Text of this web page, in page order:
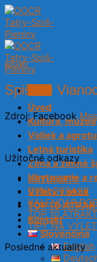
Skip
to
content
Úvod
Kultúra, múzeá
Vidiek a
Letná turistika
Zima a zimné
Ubytovanie a
Výlety v okolí
TOP 10
Kontakt
Slovenčina
English
Aktuality
Spišské
Zdroj: Facebook
Užitočné odkazy
AKTUALITY
CYKLOTRASY
KALENDÁR
TOP 10
TIPY NA
Posledné aktuality